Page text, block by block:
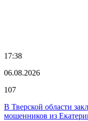
17:38
06.08.2026
107
В Тверской области
мошенников из